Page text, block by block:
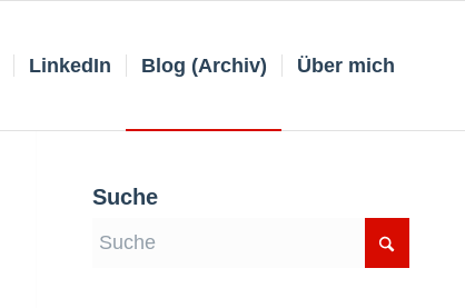
LinkedIn Blog (Archiv) Über mich
Suche